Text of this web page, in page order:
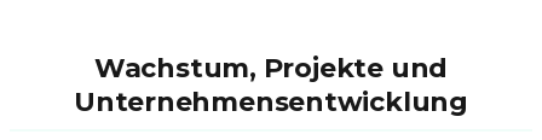
Wachstum, Projekte und
Unternehmensentwicklung